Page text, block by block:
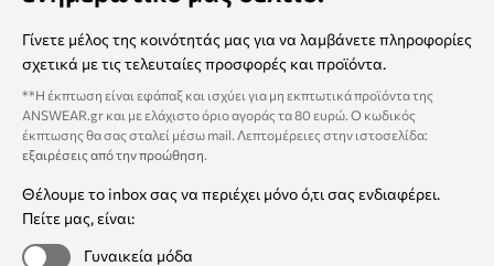
Γίνετε μέλος της κοινότητάς μας για να λαμβάνετε πληροφορίες
σχετικά με τις τελευταίες προσφορές και προϊόντα.
**Η έκπτωση είναι εφάπαξ και ισχύει για μη εκπτωτικά προϊόντα της
ANSWEAR.gr και με ελάχιστο όριο αγοράς τα 80 ευρώ. Ο κωδικός
έκπτωσης θα σας σταλεί μέσω mail. Λεπτομέρειες στην ιστοσελίδα:
εξαιρέσεις από την προώθηση.
Θέλουμε το inbox σας να περιέχει μόνο ό,τι σας ενδιαφέρει.
Πείτε μας, είναι:
Γυναικεία μόδα